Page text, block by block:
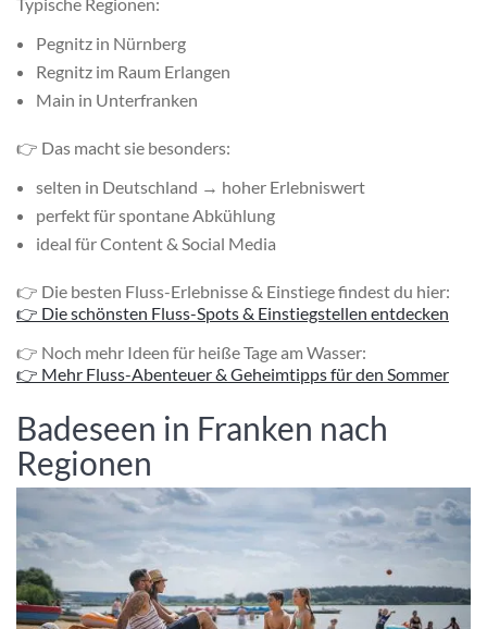
Pegnitz in Nürnberg
Regnitz im Raum Erlangen
Main in Unterfranken
👉 Das macht sie besonders:
selten in Deutschland → hoher Erlebniswert
perfekt für spontane Abkühlung
ideal für Content & Social Media
👉 Die besten Fluss-Erlebnisse & Einstiege findest du hier:
👉 Die schönsten Fluss-Spots & Einstiegstellen entdecken
👉 Noch mehr Ideen für heiße Tage am Wasser:
👉 Mehr Fluss-Abenteuer & Geheimtipps für den Sommer
Badeseen in Franken nach
Regionen